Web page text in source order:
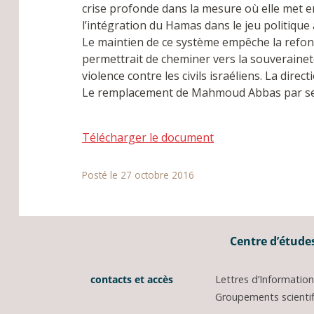
crise profonde dans la mesure où elle met
l’intégration du Hamas dans le jeu
Le maintien de ce système empêche la
permettrait de cheminer vers la
violence contre les civils israéliens. La
Le remplacement de Mahmoud Abbas par
Télécharger le document
Posté le 27 octobre 2016
Centre
contacts et accès
Lettres
Groupements